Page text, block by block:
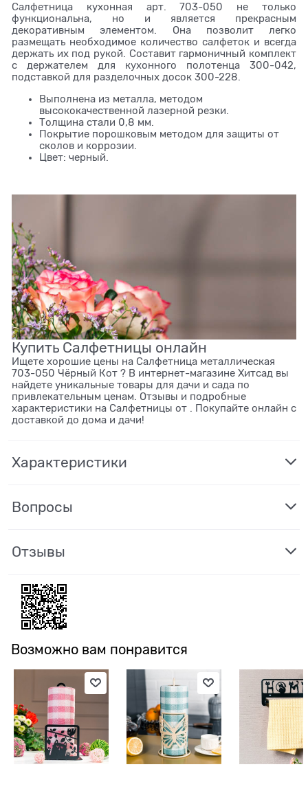
Салфетница кухонная арт. 703-050 не только
функциональна, но и является прекрасным
декоративным элементом. Она позволит легко
размещать необходимое количество салфеток и всегда
держать их под рукой. Составит гармоничный комплект
с держателем для кухонного полотенца 300-042,
подставкой для разделочных досок 300-228.
Выполнена из металла, методом
высококачественной лазерной резки.
Толщина стали 0,8 мм.
Покрытие порошковым методом для защиты от
сколов и коррозии.
Цвет: черный.
Купить Салфетницы онлайн
Ищете хорошие цены на Салфетница металлическая
703-050 Чёрный Кот ? В интернет-магазине Хитсад вы
найдете уникальные товары для дачи и сада по
привлекательным ценам. Отзывы и подробные
характеристики на Салфетницы от . Покупайте онлайн с
доставкой до дома и дачи!
Характеристики
Вопросы
Отзывы
Возможно вам понравится